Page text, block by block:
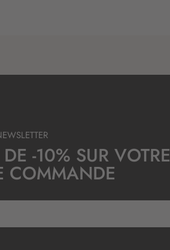
-10% SUR VOTRE
COMMANDE